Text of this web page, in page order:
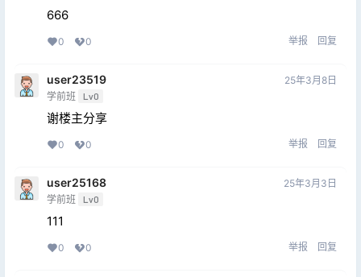
666
0 0 举报 回复
user23519
学前班 Lv0
25年3月8日
谢楼主分享
0 0 举报 回复
user25168
学前班 Lv0
25年3月3日
111
0 0 举报 回复